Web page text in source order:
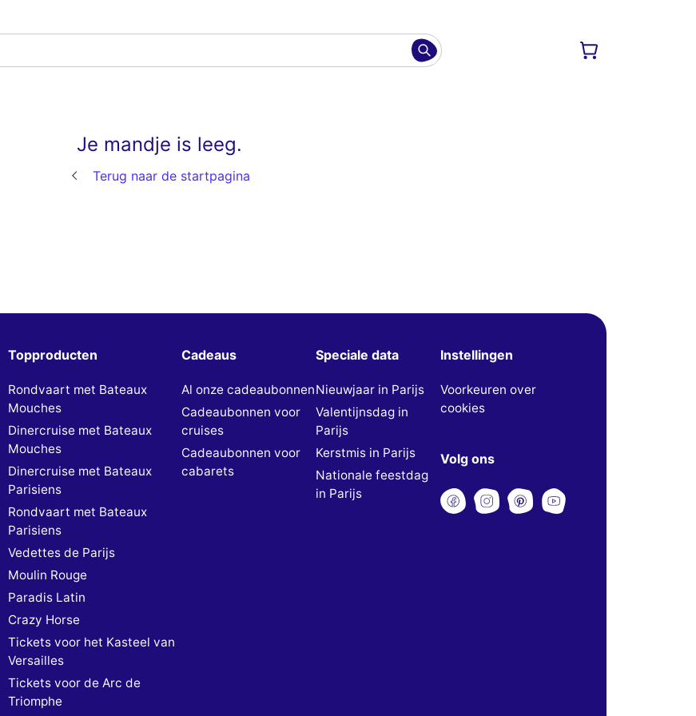
Je mandje is leeg.
Terug naar de startpagina
Topproducten
Rondvaart met Bateaux
Mouches
Dinercruise met Bateaux
Mouches
Dinercruise met Bateaux
Parisiens
Rondvaart met Bateaux
Parisiens
Vedettes de Parijs
Moulin Rouge
Paradis Latin
Crazy Horse
Tickets voor het Kasteel van
Versailles
Tickets voor de Arc de
Triomphe
Cadeaus
Al onze cadeaubonnen
Cadeaubonnen voor
cruises
Cadeaubonnen voor
cabarets
Speciale data
Nieuwjaar in Parijs
Valentijnsdag in
Parijs
Kerstmis in Parijs
Nationale feestdag
in Parijs
Instellingen
Voorkeuren over
cookies
Volg ons